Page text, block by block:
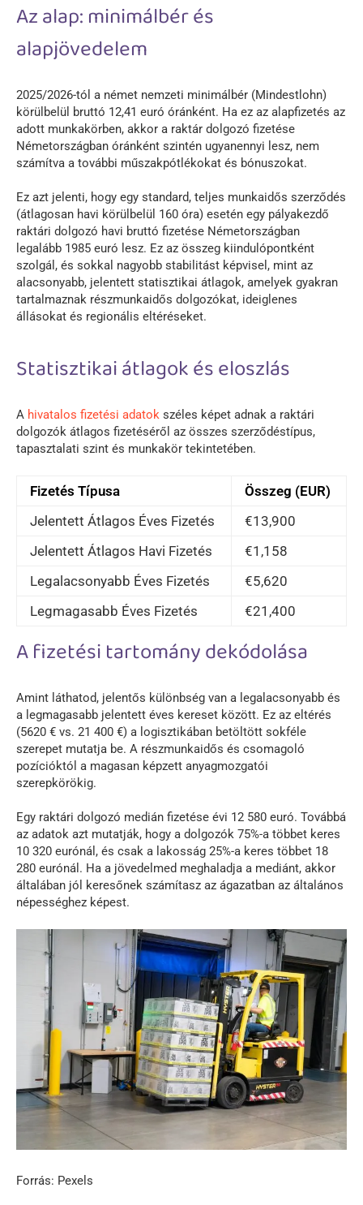
Az alap: minimálbér és
alapjövedelem
2025/2026-tól a német nemzeti minimálbér (Mindestlohn)
körülbelül bruttó 12,41 euró óránként. Ha ez az alapfizetés az
adott munkakörben, akkor a raktár dolgozó fizetése
Németországban óránként szintén ugyanennyi lesz, nem
számítva a további műszakpótlékokat és bónuszokat.
Ez azt jelenti, hogy egy standard, teljes munkaidős szerződés
(átlagosan havi körülbelül 160 óra) esetén egy pályakezdő
raktári dolgozó havi bruttó fizetése Németországban
legalább 1985 euró lesz. Ez az összeg kiindulópontként
szolgál, és sokkal nagyobb stabilitást képvisel, mint az
alacsonyabb, jelentett statisztikai átlagok, amelyek gyakran
tartalmaznak részmunkaidős dolgozókat, ideiglenes
állásokat és regionális eltéréseket.
Statisztikai átlagok és eloszlás
A hivatalos fizetési adatok széles képet adnak a raktári
dolgozók átlagos fizetéséről az összes szerződéstípus,
tapasztalati szint és munkakör tekintetében.
Fizetés Típusa
Összeg (EUR)
Jelentett Átlagos Éves Fizetés
€13,900
Jelentett Átlagos Havi Fizetés
€1,158
Legalacsonyabb Éves Fizetés
€5,620
Legmagasabb Éves Fizetés
€21,400
A fizetési tartomány dekódolása
Amint láthatod, jelentős különbség van a legalacsonyabb és
a legmagasabb jelentett éves kereset között. Ez az eltérés
(5620 € vs. 21 400 €) a logisztikában betöltött sokféle
szerepet mutatja be. A részmunkaidős és csomagoló
pozícióktól a magasan képzett anyagmozgatói
szerepkörökig.
Egy raktári dolgozó medián fizetése évi 12 580 euró. Továbbá
az adatok azt mutatják, hogy a dolgozók 75%-a többet keres
10 320 eurónál, és csak a lakosság 25%-a keres többet 18
280 eurónál. Ha a jövedelmed meghaladja a mediánt, akkor
általában jól keresőnek számítasz az ágazatban az általános
népességhez képest.
Forrás: Pexels